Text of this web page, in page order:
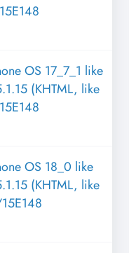
OS 17_7_1 like
(KHTML, like
OS 18_0 like
(KHTML, like